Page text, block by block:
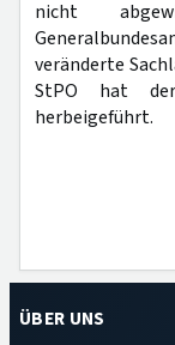
nicht
veränderte
StPO hat
herbeigeführt.
ÜBER UNS